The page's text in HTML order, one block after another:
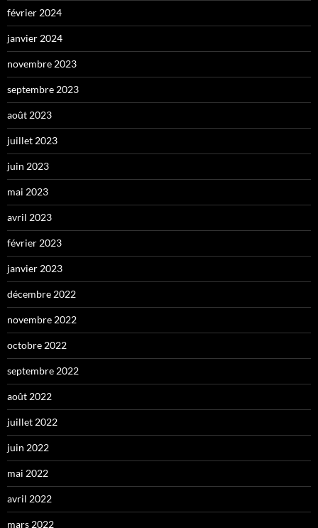
février 2024
janvier 2024
novembre 2023
septembre 2023
août 2023
juillet 2023
juin 2023
mai 2023
avril 2023
février 2023
janvier 2023
décembre 2022
novembre 2022
octobre 2022
septembre 2022
août 2022
juillet 2022
juin 2022
mai 2022
avril 2022
mars 2022